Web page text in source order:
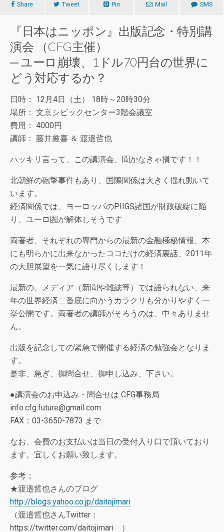
Share Tweet Pin Mail SMS
『日本はニッポン』出版記念・特別講
演会 （CFG主催）
─ ユーロ崩壊、1ドル70円台の世界に
どう対応するか？
日時： 12月4日（土） 18時～20時30分
場所： 文京シビックセンター3階会議室
費用： 4000円
講師： 藤井厳喜 ＆ 渡邉哲也
ハッキリ言って、この講演会、聞かなきゃ損です！！
北朝鮮の砲撃事件もあり、国際関係は大きく揺れ動いて
います。
経済関係では、ヨーロッパのPIIGS諸国が財政破綻に陥
り、ユーロ圏が解体しそうです
両著者、それぞれの専門からの最新の金融極秘情報、本
にも明らかに出来なかったココだけの経済裏話、2011年
の大胆展望を一気に語り尽くします！
最新の、メディア（新聞や雑誌等）では語られない、来
年の世界経済二番底に向かうカラクリも分かりやすく一
挙公開です。両著者の講師がそろうのは、中々ありませ
ん。
出版を記念しての緊急で開催する経済の勉強会となりま
す。
是非、急ぎ、御問合せ、御申し込み、下さい。
●講演会のお申込み・問合せは CFG事務局
info.cfg.future@gmail.com
FAX：03-3650-7873 まで
なお、会費のお支払いは当日の受付入り口で頂いており
ます。宜しくお願い致します。
参考；
★渡邉哲也さんのブログ
http://blogs.yahoo.co.jp/daitojimari
（渡邉哲也さんTwitter：
https://twitter.com/daitojimari ）